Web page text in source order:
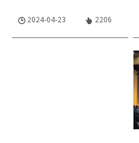
2024-04-23 2206